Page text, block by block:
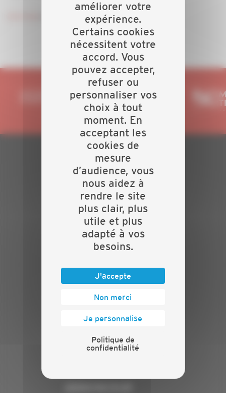
vous sans tarder !
PLAN DU SITE
Actualités
Evénements
Présentation
Nos batailles
Nos services
Contact
Crédits
Mentions légales
Communiqués de presse
améliorer votre
expérience.
Certains cookies
nécessitent votre
accord. Vous
pouvez accepter,
refuser ou
personnaliser vos
choix à tout
moment. En
acceptant les
cookies de
mesure
d’audience, vous
nous aidez à
rendre le site
plus clair, plus
utile et plus
adapté à vos
besoins.
J'accepte
Non merci
Je personnalise
Politique de
confidentialité